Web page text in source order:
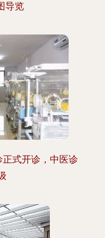
导览
正式开诊，中医诊